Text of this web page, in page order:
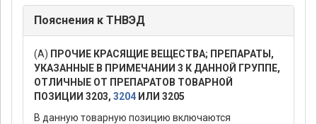
Пояснения к ТНВЭД
(А) ПРОЧИЕ КРАСЯЩИЕ ВЕЩЕСТВА; ПРЕПАРАТЫ,
УКАЗАННЫЕ В ПРИМЕЧАНИИ 3 К ДАННОЙ ГРУППЕ,
ОТЛИЧНЫЕ ОТ ПРЕПАРАТОВ ТОВАРНОЙ
ПОЗИЦИИ 3203, 3204 ИЛИ 3205
В данную товарную позицию включаются